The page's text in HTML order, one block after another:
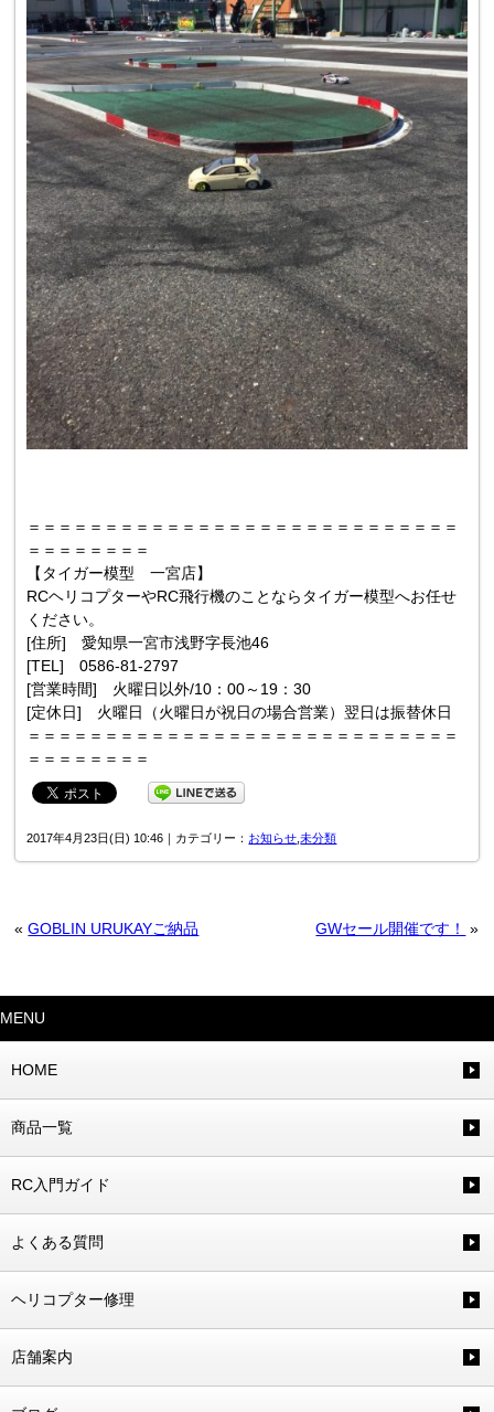
＝＝＝＝＝＝＝＝＝＝＝＝＝＝＝＝＝＝＝＝＝＝＝＝＝＝＝＝
＝＝＝＝＝＝＝＝
【タイガー模型 一宮店】
RCヘリコプターやRC飛行機のことならタイガー模型へお任せ
ください。
[住所] 愛知県一宮市浅野字長池46
[TEL] 0586-81-2797
[営業時間] 火曜日以外/10：00～19：30
[定休日] 火曜日（火曜日が祝日の場合営業）翌日は振替休日
＝＝＝＝＝＝＝＝＝＝＝＝＝＝＝＝＝＝＝＝＝＝＝＝＝＝＝＝
＝＝＝＝＝＝＝＝
2017年4月23日(日) 10:46｜カテゴリー： お知らせ ,未分類
«GOBLIN URUKAYご納品 GWセール開催です！ »
MENU
HOME
商品一覧
RC入門ガイド
よくある質問
ヘリコプター修理
店舗案内